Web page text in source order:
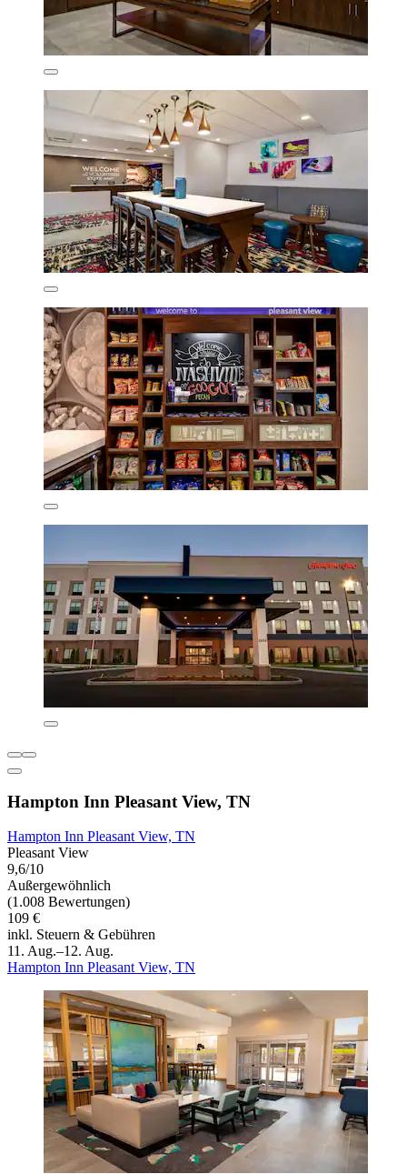
Hampton Inn Pleasant View, TN
Hampton Inn Pleasant View, TN
Pleasant View
9,6/10
Außergewöhnlich
(1.008 Bewertungen)
109 €
inkl. Steuern & Gebühren
11. Aug.–12. Aug.
Hampton Inn Pleasant View, TN